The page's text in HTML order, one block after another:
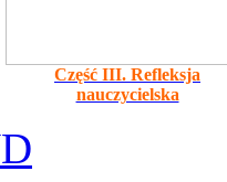
Część III. Refleksja
nauczycielska